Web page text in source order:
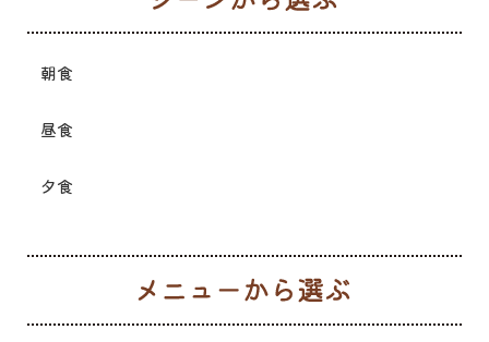
朝食
昼食
夕食